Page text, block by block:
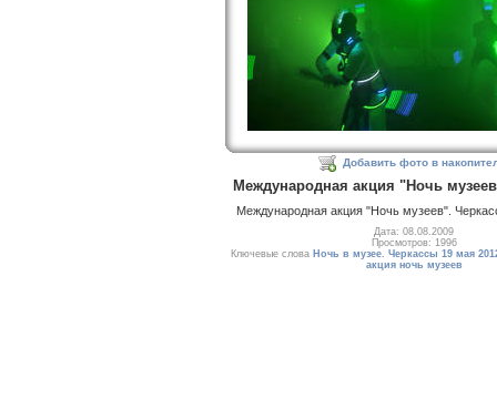
Добавить фото в
Международная акция "Ночь
Международная акция "Ночь музеев".
Дата: 08.08.2009
Просмотров: 1996
Ключевые слова Ночь в музее. Черкассы 19 мая
акция ночь музеев